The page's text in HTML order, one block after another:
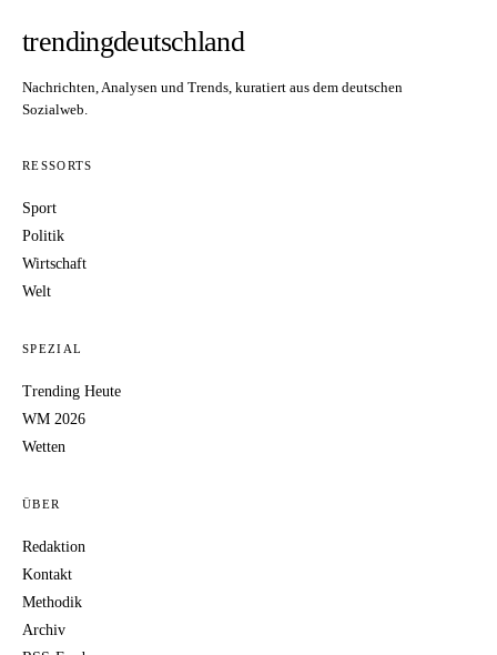
trendingdeutschland
Nachrichten, Analysen und Trends, kuratiert aus dem deutschen
Sozialweb.
RESSORTS
Sport
Politik
Wirtschaft
Welt
SPEZIAL
Trending Heute
WM 2026
Wetten
ÜBER
Redaktion
Kontakt
Methodik
Archiv